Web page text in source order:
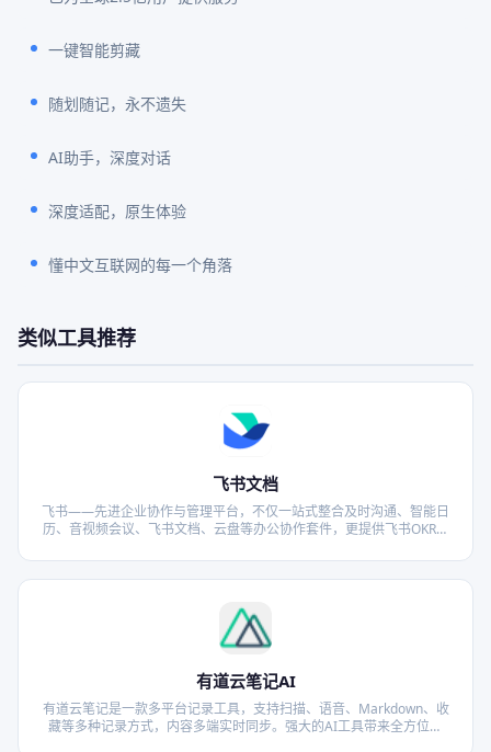
一键智能剪藏
随划随记，永不遗失
AI助手，深度对话
深度适配，原生体验
懂中文互联网的每一个角落
类似工具推荐
飞书文档
飞书——先进企业协作与管理平台，不仅一站式整合及时沟通、智能日
历、音视频会议、飞书文档、云盘等办公协作套件，更提供飞书OKR、
畅，每一个人工作更高效更愉悦。先进团队，先用飞书。
有道云笔记AI
有道云笔记是一款多平台记录工具，支持扫描、语音、Markdown、收
藏等多种记录方式，内容多端实时同步。强大的AI工具带来全方位赋